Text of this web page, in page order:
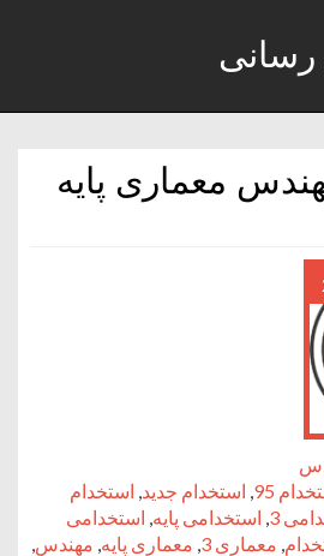
رسانی
معماری پایه
95
, استخدام جدید, استخدام
3
, استخدامی پایه, استخدامی
, معماری 3 , معماری پایه, مهندس,